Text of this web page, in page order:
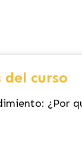
del curso
¿Por